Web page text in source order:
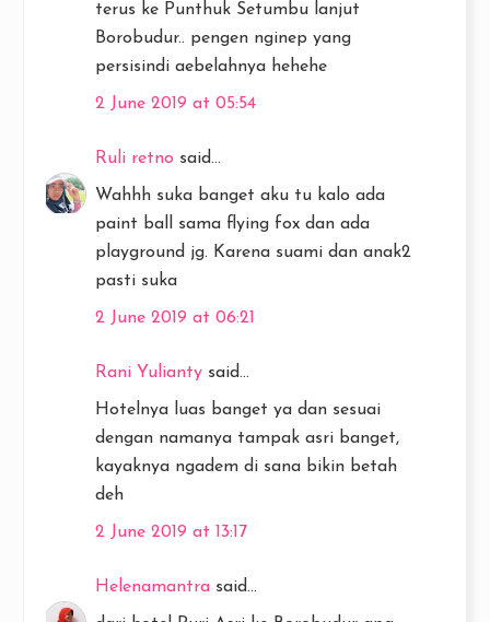
terus ke Punthuk Setumbu lanjut
Borobudur.. pengen nginep yang
persisindi aebelahnya hehehe
2 June 2019 at 05:54
Ruli retno said...
Wahhh suka banget aku tu kalo ada
paint ball sama flying fox dan ada
playground jg. Karena suami dan anak2
pasti suka
2 June 2019 at 06:21
Rani Yulianty said...
Hotelnya luas banget ya dan sesuai
dengan namanya tampak asri banget,
kayaknya ngadem di sana bikin betah
deh
2 June 2019 at 13:17
Helenamantra said...